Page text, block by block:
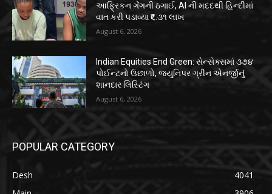
આફ્રિકન ગેંગની ઠગાઈ, AI ની મદદથી હિન્દીમાં
વાત કરી પડાવ્યા ₹૬.૩૧ લાખ
August 6, 2026
Indian Equities End Green: સેન્સેક્સમાં ૩૭૪
પોઈન્ટનો ઉછાળો, જ્યુનિપર ગ્રીન એનર્જીનું
શાનદાર લિસ્ટિંગ
August 6, 2026
POPULAR CATEGORY
Desh
4041